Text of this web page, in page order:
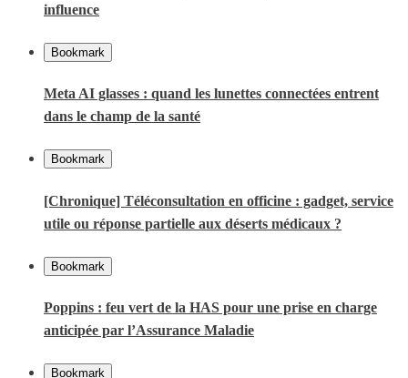
influence
Bookmark
Meta AI glasses : quand les lunettes connectées entrent
dans le champ de la santé
Bookmark
[Chronique] Téléconsultation en officine : gadget, service
utile ou réponse partielle aux déserts médicaux ?
Bookmark
Poppins : feu vert de la HAS pour une prise en charge
anticipée par l’Assurance Maladie
Bookmark